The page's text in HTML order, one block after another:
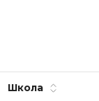
Школа